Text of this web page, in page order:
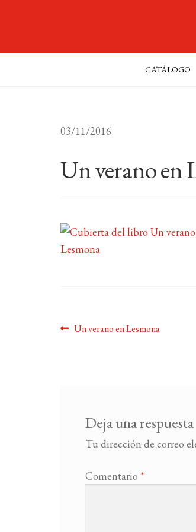
CATÁLOGO
03/11/2016
Un verano en
Navegación
Anterior:
Un verano en Lesmona
Deja una respuesta
Tu dirección de correo
Comentario *